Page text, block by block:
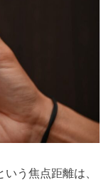
う焦点距離は、